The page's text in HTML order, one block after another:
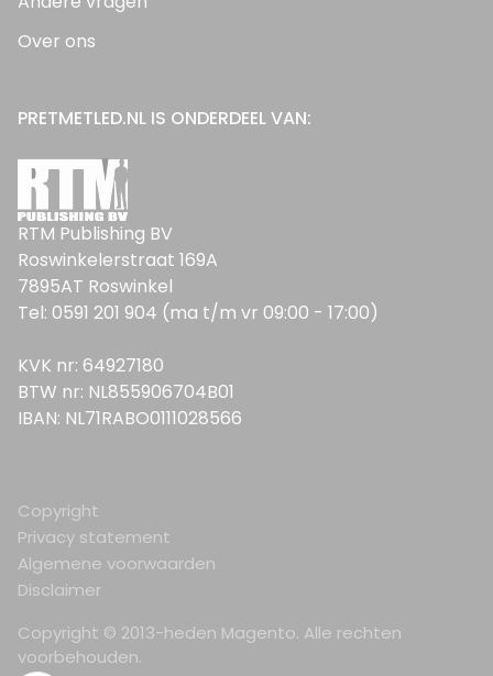
Over ons
PRETMETLED.NL IS ONDERDEEL VAN:
RTM Publishing BV
Roswinkelerstraat 169A
7895AT Roswinkel
Tel: 0591 201 904 (ma t/m vr 09:00 - 17:00)
KVK nr: 64927180
BTW nr: NL855906704B01
IBAN: NL71RABO0111028566
Copyright © 2013-heden Magento. Alle rechten
voorbehouden.
Copyright
Privacy statement
Algemene voorwaarden
Disclaimer